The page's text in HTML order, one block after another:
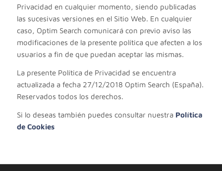
Privacidad en cualquier momento, siendo publicadas
las sucesivas versiones en el Sitio Web. En cualquier
caso, Optim Search comunicará con previo aviso las
modificaciones de la presente política que afecten a los
usuarios a fin de que puedan aceptar las mismas.
La presente Política de Privacidad se encuentra
actualizada a fecha 27/12/2018 Optim Search (España).
Reservados todos los derechos.
Si lo deseas también puedes consultar nuestra Política
de Cookies